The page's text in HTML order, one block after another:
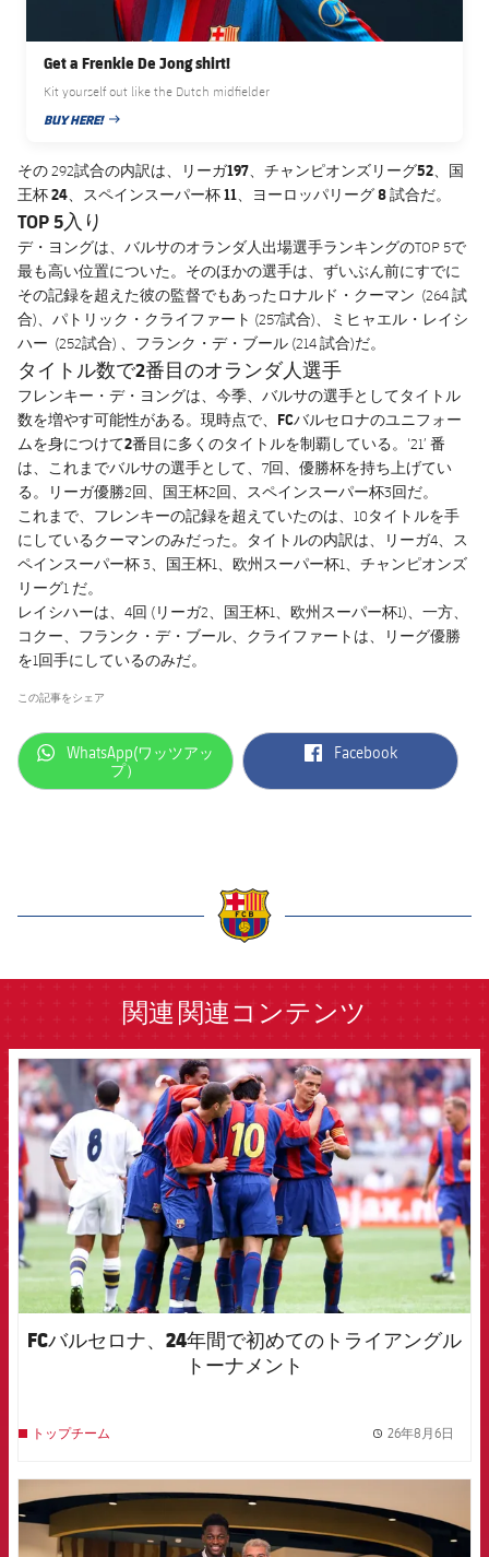
Get a Frenkie De Jong shirt!
Kit yourself out like the Dutch midfielder
BUY HERE!
PUBLISHED NEWS
その 292試合の内訳は、 リーガ197、チャンピオンズリーグ52、国
王杯24、スペインスーパー杯11、ヨーロッパリーグ8 試合だ。
TOP 5入り
デ・ヨングは、バルサのオランダ人出場選手ランキングのTOP 5で
最も高い位置についた。そのほかの選手は、ずいぶん前にすでに
その記録を超えた彼の監督でもあったロナルド・クーマン (264 試
合)、 パトリック・クライファート (257試合)、
ミヒャエル・レイシ
ハー (252試合) 、 フランク・デ・ブール (214 試合)だ。
タイトル数で2番目のオランダ人選手
フレンキー・デ・ヨングは、今季、バルサの選手としてタイトル
数を増やす可能性がある。現時点で、 FCバルセロナのユニフォー
ムを身につけて2番目に多くのタイトルを制覇している。‘21’ 番
は、これまでバルサの選手として、7回、優勝杯を持ち上げてい
る。リーガ優勝2回、国王杯2回、スペインスーパー杯3回だ。
これまで、フレンキーの記録を超えていたのは、10タイトルを手
にしているクーマンのみだった。タイトルの内訳は、リーガ4、ス
ペインスーパー杯 3、国王杯1、欧州スーパー杯1、チャンピオンズ
リーグ1 だ。
レイシハーは、4回 (リーガ2、国王杯1、欧州スーパー杯1)、一方、
コクー、フランク・デ・ブール、クライファートは、リーグ優勝
を1回手にしているのみだ。
この記事をシェア
label.aria.whatsapp
WhatsApp(ワッツアッ
プ）
label.aria.facebook
Facebook
関連 関連コンテンツ
FCB Barcelona badge
FCバルセロナ、24年間で初めてのトライアングル
トーナメント
トップチーム 26年8月6日